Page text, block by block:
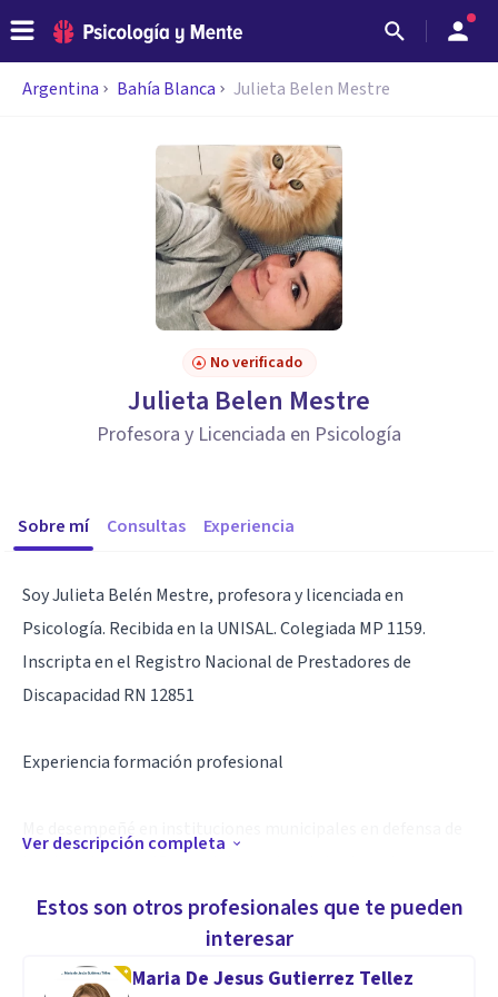
Argentina Bahía Blanca Julieta Belen Mestre
No verificado
Julieta Belen Mestre
Profesora y Licenciada en Psicología
Sobre mí Consultas Experiencia
Soy Julieta Belén Mestre, profesora y licenciada en
Psicología. Recibida en la UNISAL. Colegiada MP 1159.
Inscripta en el Registro Nacional de Prestadores de
Discapacidad RN 12851
Experiencia formación profesional
desempeño en hospitales locales y en consultorio
Ver descripción completa
Estos son otros profesionales que te pueden
interesar
Maria De Jesus Gutierrez Tellez